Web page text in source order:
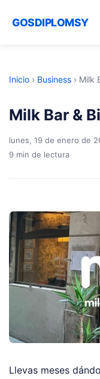
GOSDIPLOMSY
Inicio › Business › Milk
Milk Bar &
lunes, 19 de enero de
9 min de lectura
Llevas meses